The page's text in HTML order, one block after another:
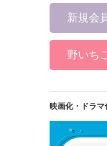
新規会
野いち
映画化・ドラマ